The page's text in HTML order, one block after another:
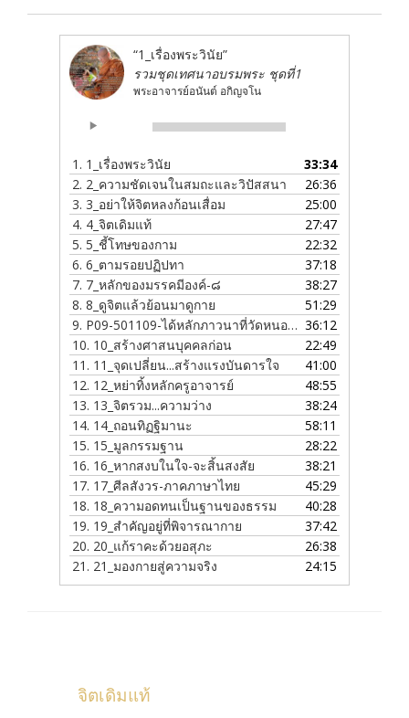
“1_เรื่องพระวินัย”
รวมชุดเทศนาอบรมพระ ชุดที่1
พระอาจารย์อนันต์ อกิญจโน
Audio
1. 1_เรื่องพระวินัย
33:34
2. 2_ความชัดเจนในสมถะและวิปัสสนา
26:36
3. 3_อย่าให้จิตหลงก้อนเสื่อม
25:00
4. 4_จิตเดิมแท้
27:47
5. 5_ชี้โทษของกาม
22:32
6. 6_ตามรอยปฏิปทา
37:18
7. 7_หลักของมรรคมีองค์-๘
38:27
8. 8_ดูจิตแล้วย้อนมาดูกาย
51:29
9. P09-501109-ได้หลักภาวนาที่วัดหนองป่าพง
36:12
10. 10_สร้างศาสนบุคคลก่อน
22:49
11. 11_จุดเปลี่ยน...สร้างแรงบันดารใจ
41:00
12. 12_หย่าทิ้งหลักครูอาจารย์
48:55
13. 13_จิตรวม...ความว่าง
38:24
14. 14_ถอนทิฏฐิมานะ
58:11
15. 15_มูลกรรมฐาน
28:22
16. 16_หากสงบในใจ-จะสิ้นสงสัย
38:21
17. 17_ศีลสังวร-ภาคภาษาไทย
45:29
18. 18_ความอดทนเป็นฐานของธรรม
40:28
19. 19_สำคัญอยู่ที่พิจารณากาย
37:42
20. 20_แก้ราคะด้วยอสุภะ
26:38
21. 21_มองกายสู่ความจริง 24:15
จิตเดิมแท้